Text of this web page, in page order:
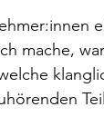
mache,